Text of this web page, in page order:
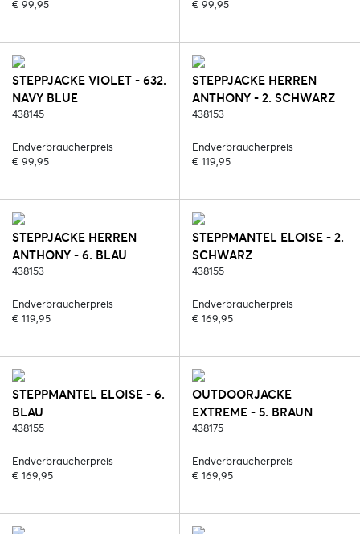
€ 99,95 € 99,95
STEPPJACKE VIOLET - 632.
NAVY BLUE
438145
Endverbraucherpreis
€ 99,95
STEPPJACKE HERREN
ANTHONY - 2. SCHWARZ
438153
Endverbraucherpreis
€ 119,95
STEPPJACKE HERREN
ANTHONY - 6. BLAU
438153
Endverbraucherpreis
€ 119,95
STEPPMANTEL ELOISE - 2.
SCHWARZ
438155
Endverbraucherpreis
€ 169,95
STEPPMANTEL ELOISE - 6.
BLAU
438155
Endverbraucherpreis
€ 169,95
OUTDOORJACKE
EXTREME - 5. BRAUN
438175
Endverbraucherpreis
€ 169,95